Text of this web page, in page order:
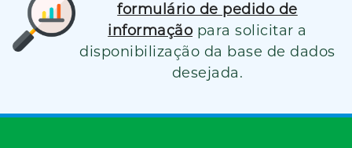
formulário de pedido de
informação para solicitar a
disponibilização da base de dados
desejada.